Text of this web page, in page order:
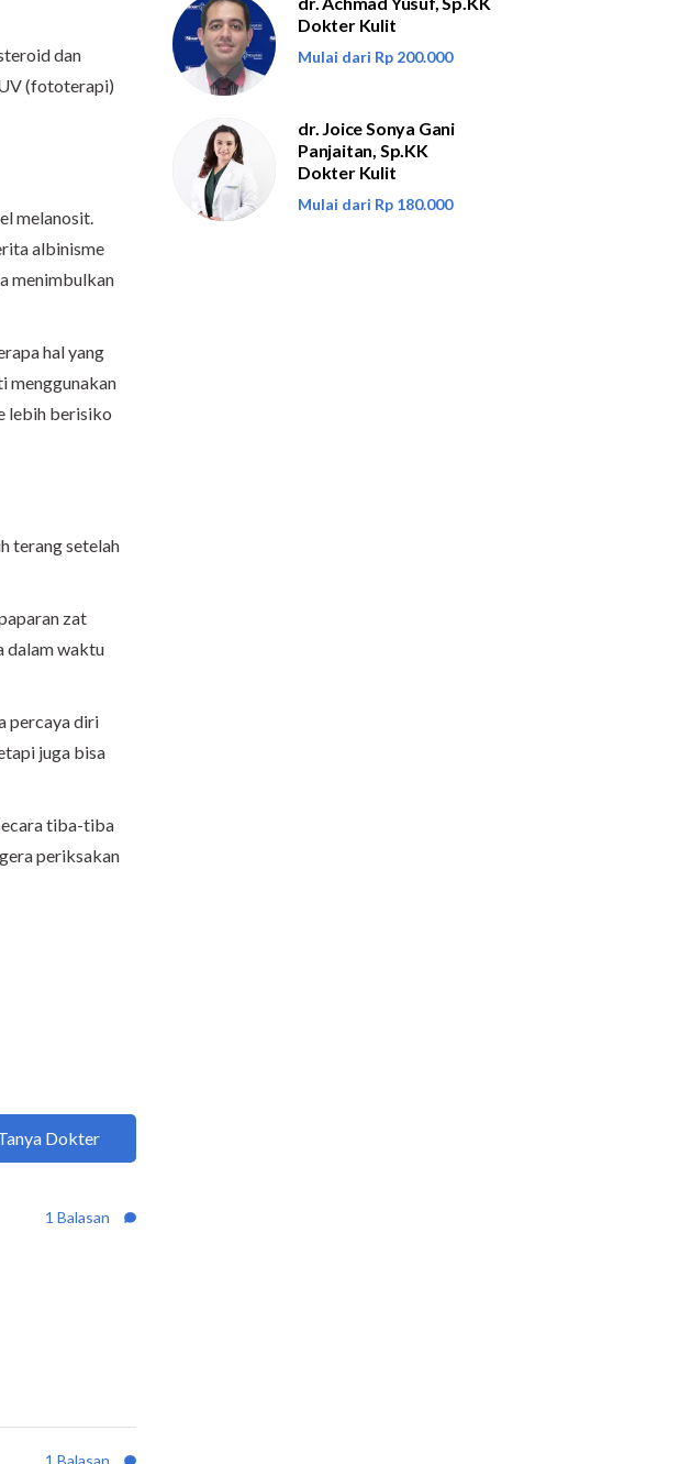
dan
(fototerapi)
melanosit.
albinisme
menimbulkan
hal yang
menggunakan
lebih berisiko
terang setelah
zat
dalam waktu
percaya diri
juga bisa
tiba-tiba
periksakan